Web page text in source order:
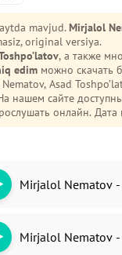
mavjud. Mirjalol
original versiya.
, а также
edim можно скачать
нашем сайте
онлайн. Дата
Mirjalol Nematov -
Mirjalol Nematov